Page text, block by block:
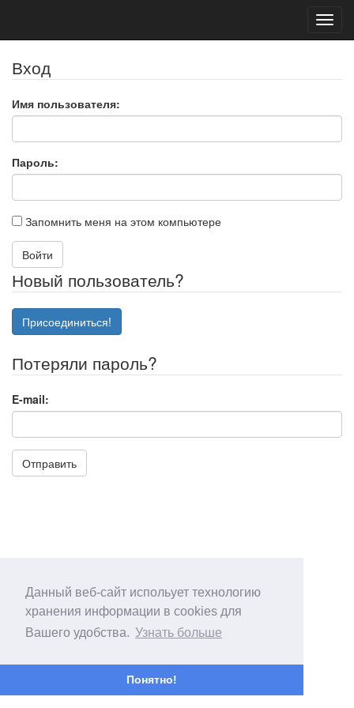
Данный веб-сайт испольует технологию
хранения информации в cookies для
Вашего удобства. Узнать больше
Понятно!
Вход
Имя пользователя:
Пароль:
Запомнить меня на этом компьютере
Войти
Новый пользователь?
Присоединиться!
Потеряли пароль?
E-mail:
Отправить